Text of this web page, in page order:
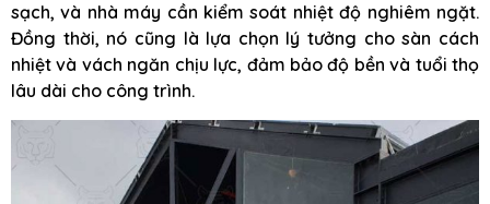
sạch, và nhà máy cần kiểm soát nhiệt độ nghiêm ngặt.
Đồng thời, nó cũng là lựa chọn lý tưởng cho sàn cách
nhiệt và vách ngăn chịu lực, đảm bảo độ bền và tuổi thọ
lâu dài cho công trình.